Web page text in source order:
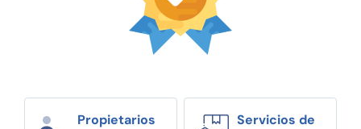
Propietarios
Servicios de